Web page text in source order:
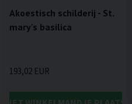
Akoestisch schilderij - St.
mary's basilica
193,02 EUR